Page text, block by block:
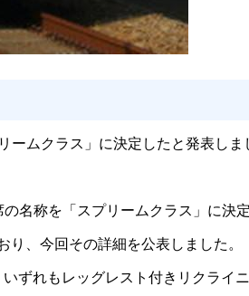
ムクラス」に決定したと発表しま
名称を「スプリームクラス」に決
、今回その詳細を公表しました。
ずれもレッグレスト付きリクライ